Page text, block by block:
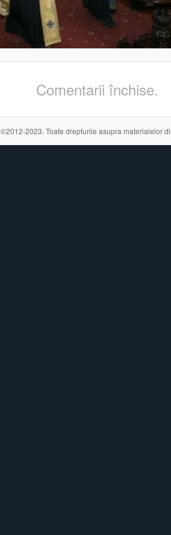
Comentarii închise.
©2012-2023. Toate drepturile asupra materialelor